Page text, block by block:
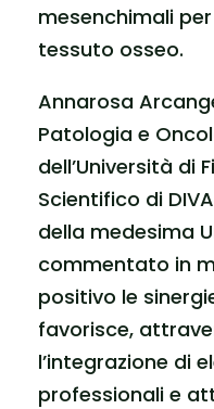
mesenchimali
tessuto osseo.
Annarosa
Patologia e
dell’Università di
Scientifico di
della medesima
commentato in
positivo le
favorisce,
l’integrazione di
professionali e